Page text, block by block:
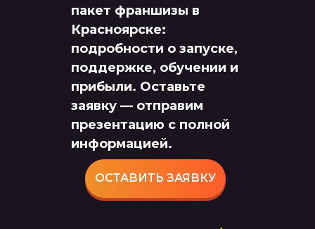
пакет франшизы в
Красноярске:
подробности о запуске,
поддержке, обучении и
прибыли. Оставьте
заявку — отправим
презентацию с полной
информацией.
ОСТАВИТЬ ЗАЯВКУ